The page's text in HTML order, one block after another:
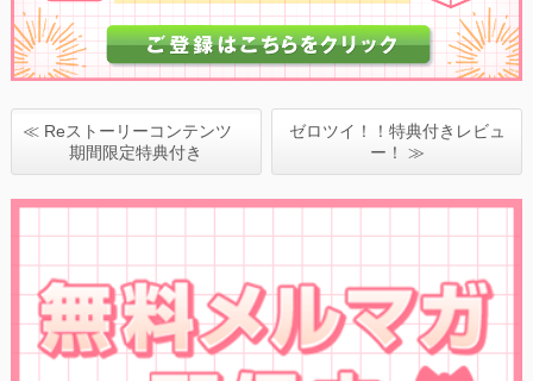
≪ Reストーリーコンテンツ
期間限定特典付き
ゼロツイ！！特典付きレビュ
ー！ ≫